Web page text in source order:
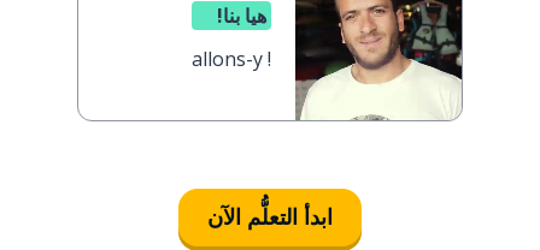
هيا بنا!
allons-y !
ابدأ التعلُّم الآن